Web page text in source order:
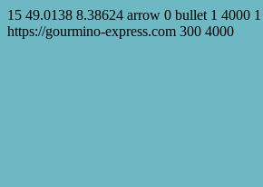
15 49.0138 8.38624 arrow 0 bullet 1 4000 1
https://gourmino-express.com 300 4000